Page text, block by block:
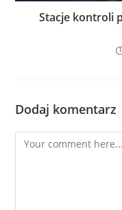
Stacje kontroli
Dodaj komentarz